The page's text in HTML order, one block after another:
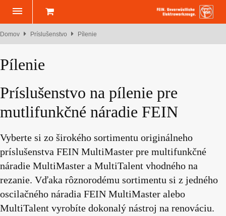
Domov Príslušenstvo Pílenie
Pílenie
Príslušenstvo na pílenie pre
mutlifunkčné náradie FEIN
Vyberte si zo širokého sortimentu originálneho
príslušenstva FEIN MultiMaster pre multifunkčné
náradie MultiMaster a MultiTalent vhodného na
rezanie. Vďaka rôznorodému sortimentu si z jedného
oscilačného náradia FEIN MultiMaster alebo
MultiTalent vyrobíte dokonalý nástroj na renováciu.